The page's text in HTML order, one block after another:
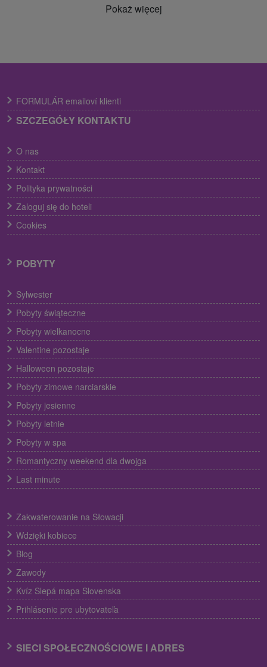
Pokaż więcej
FORMULÁR emailoví klienti
SZCZEGÓŁY KONTAKTU
O nas
Kontakt
Polityka prywatności
Zaloguj się do hoteli
Cookies
POBYTY
Sylwester
Pobyty świąteczne
Pobyty wielkanocne
Valentine pozostaje
Halloween pozostaje
Pobyty zimowe narciarskie
Pobyty jesienne
Pobyty letnie
Pobyty w spa
Romantyczny weekend dla dwojga
Last minute
Zakwaterowanie na Słowacji
Wdzięki kobiece
Blog
Zawody
Kvíz Slepá mapa Slovenska
Prihlásenie pre ubytovateľa
SIECI SPOŁECZNOŚCIOWE I ADRES